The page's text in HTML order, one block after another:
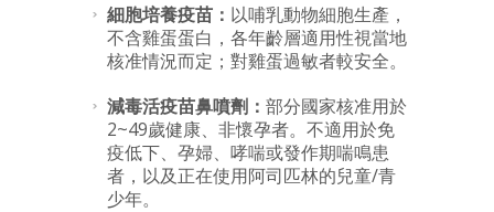
細胞培養疫苗： 以哺乳動物細胞生產，
不含雞蛋蛋白，各年齡層適用性視當地
核准情況而定；對雞蛋過敏者較安全。
減毒活疫苗鼻噴劑： 部分國家核准用於
2~49歲健康、非懷孕者。不適用於免
疫低下、孕婦、哮喘或發作期喘鳴患
者，以及正在使用阿司匹林的兒童/青
少年。